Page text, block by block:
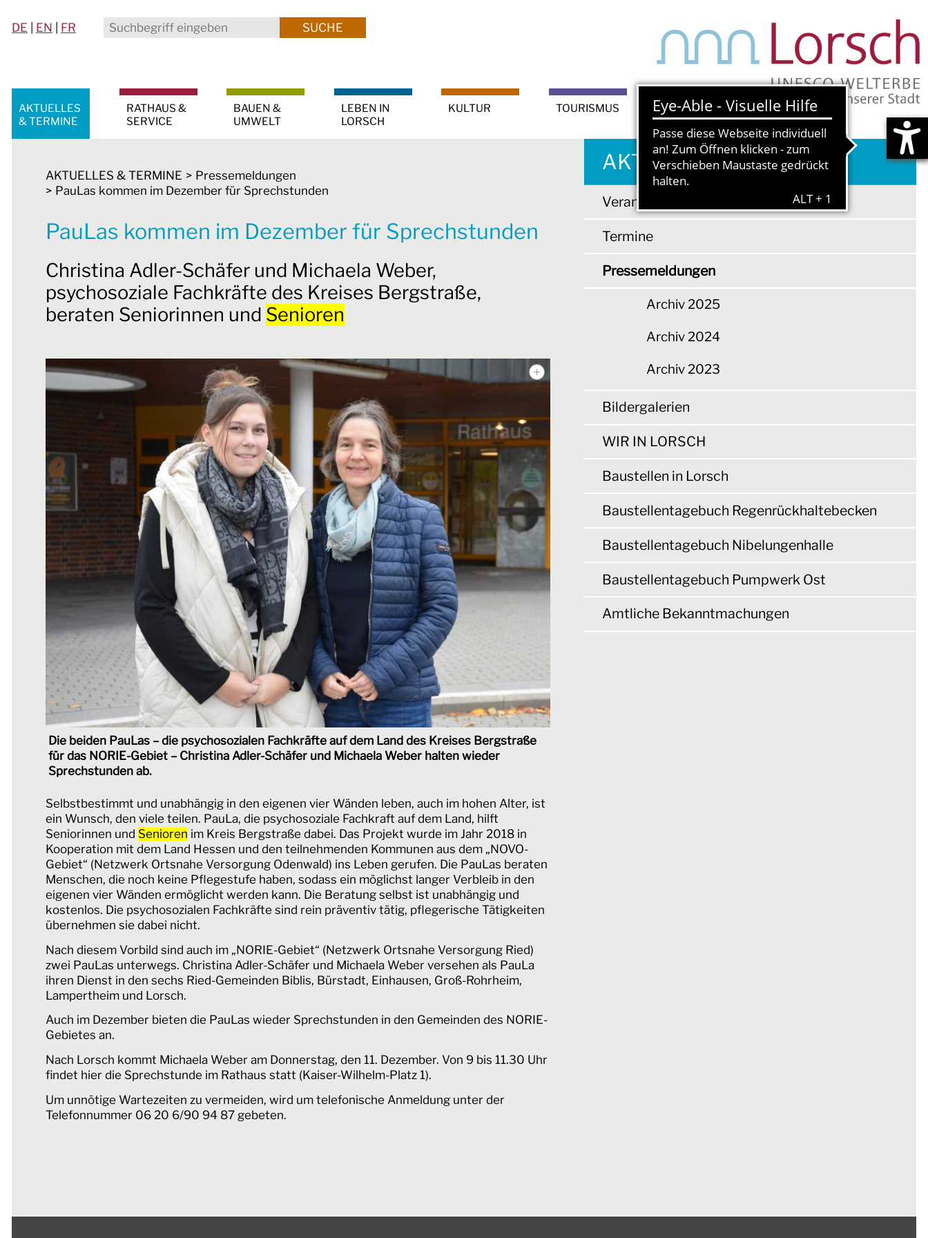
DE EN FR SUCHE
AKTUELLES
& TERMINE
RATHAUS &
SERVICE
BAUEN &
UMWELT
LEBEN IN
LORSCH
KULTUR TOURISMUS
AKTUELLES & TERMINE
Pressemeldungen
PauLas kommen im Dezember für Sprechstunden
PauLas kommen im Dezember für Sprechstunden
Christina Adler-Schäfer und Michaela Weber,
psychosoziale Fachkräfte des Kreises Bergstraße,
beraten Seniorinnen und Senioren
Die beiden PauLas – die psychosozialen Fachkräfte auf dem Land des Kreises Bergstraße
für das NORIE-Gebiet – Christina Adler-Schäfer und Michaela Weber halten wieder
Sprechstunden ab.
Selbstbestimmt und unabhängig in den eigenen vier Wänden leben, auch im hohen Alter, ist
ein Wunsch, den viele teilen. PauLa, die psychosoziale Fachkraft auf dem Land, hilft
Seniorinnen und Senioren im Kreis Bergstraße dabei. Das Projekt wurde im Jahr 2018 in
Kooperation mit dem Land Hessen und den teilnehmenden Kommunen aus dem „NOVO-
Gebiet“ (Netzwerk Ortsnahe Versorgung Odenwald) ins Leben gerufen. Die PauLas beraten
Menschen, die noch keine Pflegestufe haben, sodass ein möglichst langer Verbleib in den
eigenen vier Wänden ermöglicht werden kann. Die Beratung selbst ist unabhängig und
kostenlos. Die psychosozialen Fachkräfte sind rein präventiv tätig, pflegerische Tätigkeiten
übernehmen sie dabei nicht.
Nach diesem Vorbild sind auch im „NORIE-Gebiet“ (Netzwerk Ortsnahe Versorgung Ried)
zwei PauLas unterwegs. Christina Adler-Schäfer und Michaela Weber versehen als PauLa
ihren Dienst in den sechs Ried-Gemeinden Biblis, Bürstadt, Einhausen, Groß-Rohrheim,
Lampertheim und Lorsch.
Auch im Dezember bieten die PauLas wieder Sprechstunden in den Gemeinden des NORIE-
Gebietes an.
Nach Lorsch kommt Michaela Weber am Donnerstag, den 11. Dezember. Von 9 bis 11.30 Uhr
findet hier die Sprechstunde im Rathaus statt (Kaiser-Wilhelm-Platz 1).
Um unnötige Wartezeiten zu vermeiden, wird um telefonische Anmeldung unter der
Telefonnummer 06 20 6/90 94 87 gebeten.
AKTUELLES & TERMINE
Veranstaltungen
Termine
Pressemeldungen
Archiv 2025
Archiv 2024
Archiv 2023
Bildergalerien
WIR IN LORSCH
Baustellen in Lorsch
Baustellentagebuch Regenrückhaltebecken
Baustellentagebuch Nibelungenhalle
Baustellentagebuch Pumpwerk Ost
Amtliche Bekanntmachungen